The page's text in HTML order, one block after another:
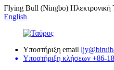
Flying Bull (Ningbo) Ηλεκτρονική
English
Υποστήριξη email
Υποστήριξη κλήσεων +86-